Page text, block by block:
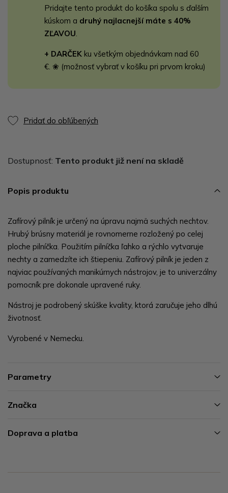
Pridajte tento produkt do košíka spolu s ďalším
kúskom a druhý najlacnejší máte s 40%
ZĽAVOU
+ DARČEK ku všetkým objednávkam nad 60
€. ❀ (možnosť vybrať v košíku pri prvom kroku)
Pridať do obľúbených
Dostupnosť: Tento produkt již není na skladě
Popis produktu
Zafírový pilník je určený na úpravu najmä suchých nechtov.
Hrubý brúsny materiál je rovnomerne rozložený po celej
ploche pilníčka. Použitím pilníčka ľahko a rýchlo vytvaruje
nechty a zamedzíte ich štiepeniu. Zafírový pilník je jeden z
najviac používaných manikúrnych nástrojov, je to univerzálny
pomocník pre dokonale upravené ruky.
Nástroj je podrobený skúške kvality, ktorá zaručuje jeho dlhú
životnosť.
Vyrobené v Nemecku.
Parametry
Značka
Doprava a platba